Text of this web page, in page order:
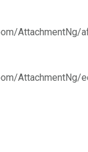
AttachmentNg/
AttachmentNg/